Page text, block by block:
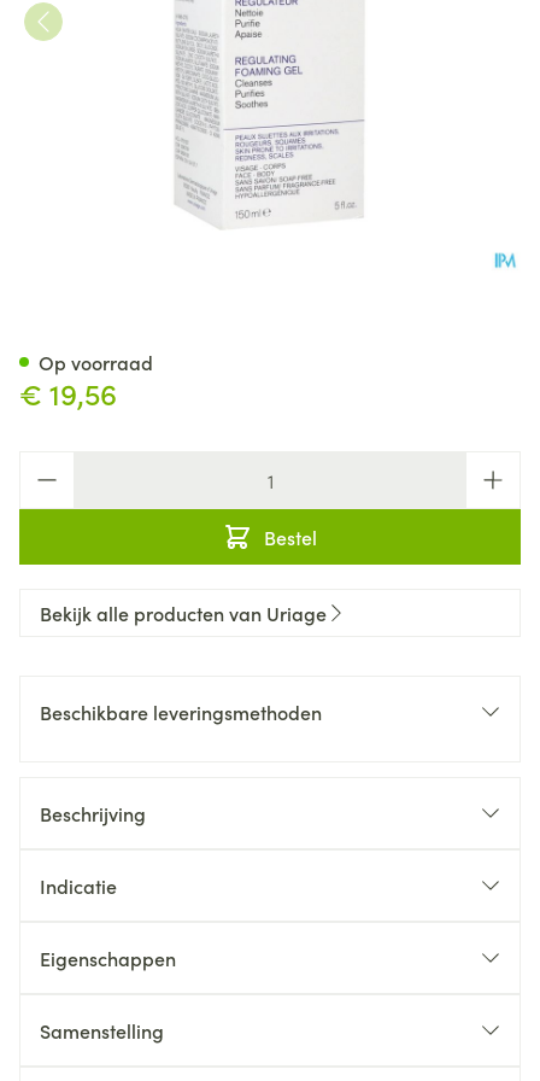
€ 19,56
Bestel
Op voorraad
Bekijk alle producten van Uriage
Beschikbare leveringsmethoden
Beschrijving
Indicatie
Eigenschappen
Samenstelling